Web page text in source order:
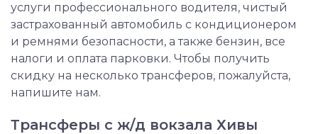
услуги профессионального водителя, чистый
застрахованный автомобиль с кондиционером
и ремнями безопасности, а также бензин, все
налоги и оплата парковки. Чтобы получить
скидку на несколько трансферов, пожалуйста,
напишите нам.
Трансферы с ж/д вокзала Хивы